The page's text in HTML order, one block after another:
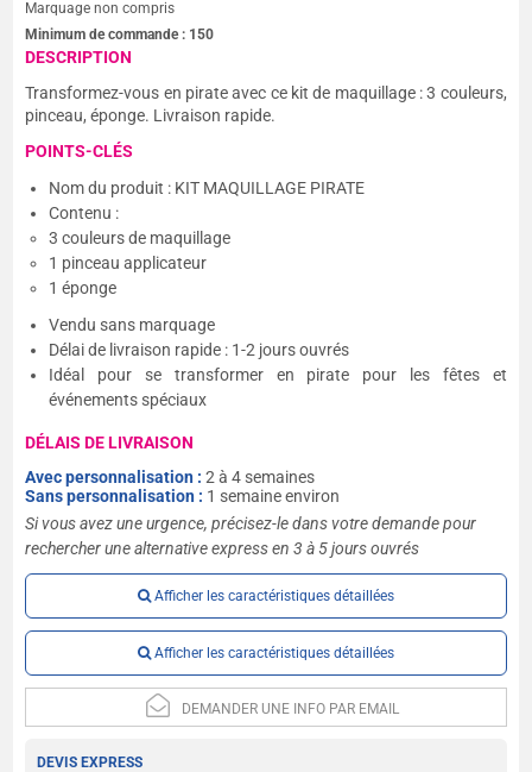
Marquage non compris
Minimum de commande : 150
DESCRIPTION
Transformez-vous en pirate avec ce kit de maquillage : 3 couleurs,
pinceau, éponge. Livraison rapide.
POINTS-CLÉS
Nom du produit : KIT MAQUILLAGE PIRATE
Contenu :
3 couleurs de maquillage
1 pinceau applicateur
1 éponge
Vendu sans marquage
Délai de livraison rapide : 1-2 jours ouvrés
Idéal pour se transformer en pirate pour les fêtes et
événements spéciaux
DÉLAIS DE LIVRAISON
Avec personnalisation :2 à 4 semaines
Sans personnalisation : 1 semaine environ
Si vous avez une urgence, précisez-le dans votre demande pour
rechercher une alternative express en 3 à 5 jours ouvrés
Afficher les caractéristiques détaillées
Afficher les caractéristiques détaillées
DEMANDER UNE INFO PAR EMAIL
DEVIS EXPRESS